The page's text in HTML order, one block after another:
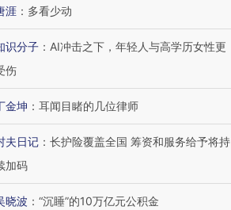
涯 ： 多看少动
识分子 ： AI冲击之下，年轻人与高学历女性更
伤
金坤 ： 耳闻目睹的几位律师
夫日记 ： 长护险覆盖全国 筹资和服务给予将持
加码
晓波 ： “沉睡”的10万亿元公积金